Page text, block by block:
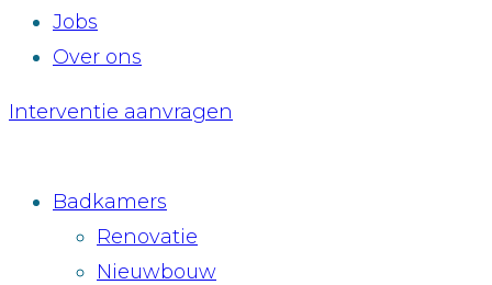
Jobs
Over ons
Interventie aanvragen
Badkamers
Renovatie
Nieuwbouw